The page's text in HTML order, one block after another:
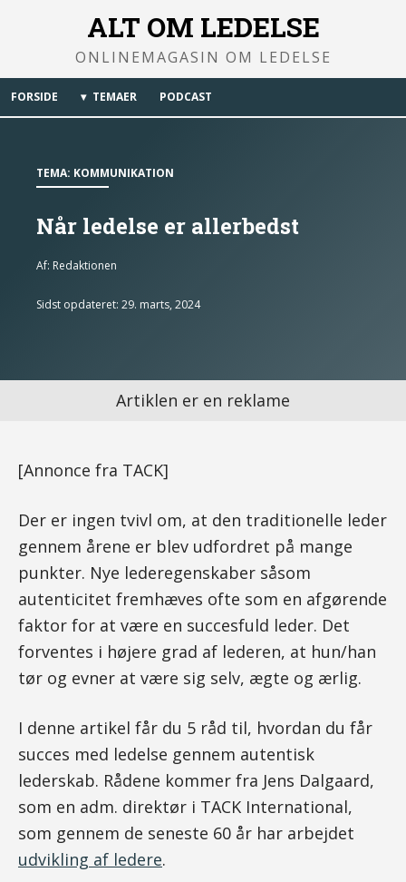
ALT OM LEDELSE
ONLINEMAGASIN OM LEDELSE
FORSIDE TEMAER PODCAST
TEMA: KOMMUNIKATION
Når ledelse er allerbedst
Af: Redaktionen
Sidst opdateret: 29. marts, 2024
Artiklen er en reklame
[Annonce fra TACK]
Der er ingen tvivl om, at den traditionelle leder
gennem årene er blev udfordret på mange
punkter. Nye lederegenskaber såsom
autenticitet fremhæves ofte som en afgørende
faktor for at være en succesfuld leder. Det
forventes i højere grad af lederen, at hun/han
tør og evner at være sig selv, ægte og ærlig.
I denne artikel får du 5 råd til, hvordan du får
succes med ledelse gennem autentisk
lederskab. Rådene kommer fra Jens Dalgaard,
som en adm. direktør i TACK International,
som gennem de seneste 60 år har arbejdet
udvikling af ledere.